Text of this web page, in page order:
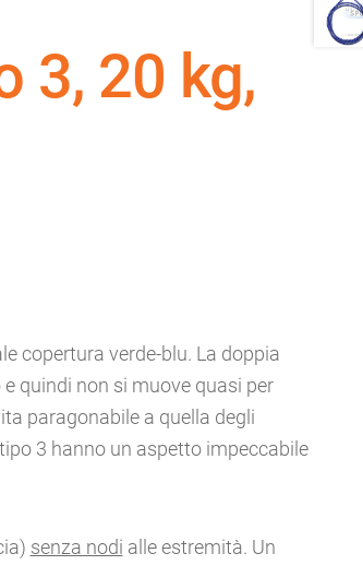
3, 20 kg,
copertura verde-blu. La doppia
quindi non si muove quasi per
paragonabile a quella degli
3 hanno un aspetto impeccabile
senza nodi alle estremità. Un